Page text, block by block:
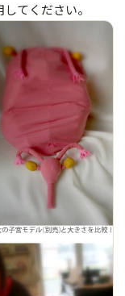
してください。